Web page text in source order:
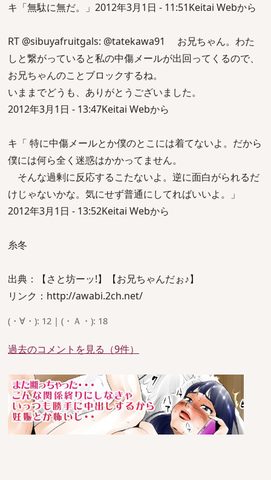
キ「無駄に無だ。」2012年3月1日 - 11:51Keitai Webから
RT @sibuyafruitgals: @tatekawa91 お兄ちゃん。わた
しと繋がっていると私の中傷メールが出回ってくるので、
お兄ちゃんのことブロックするね。
いままでどうも、ありがとうございました。
2012年3月1日 - 13:47Keitai Webから
キ「 特に中傷メールとか僕のとこには着てないよ。だから
僕には何ら全く迷惑はかかってません。
そんな過剰に反応するこたないよ。逆に面白がられるだ
けじゃないかな。気にせず普通にしてればいいよ。」
2012年3月1日 - 13:52Keitai Webから
糸冬
出典：【さと坊ーッ!】【お兄ちゃんだぉ♪】
リンク：http://awabi.2ch.net/
(・∀・): 12 | (・Ａ・): 18
過去のコメントを見る（9件）